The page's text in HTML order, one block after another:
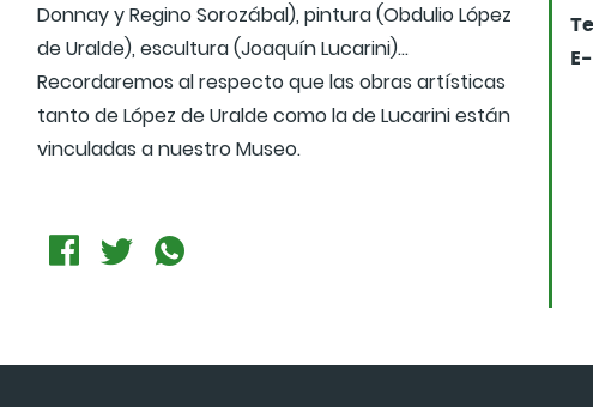
Donnay y Regino Sorozábal), pintura (Obdulio López
de Uralde), escultura (Joaquín Lucarini)...
Recordaremos al respecto que las obras artísticas
tanto de López de Uralde como la de Lucarini están
vinculadas a nuestro Museo.